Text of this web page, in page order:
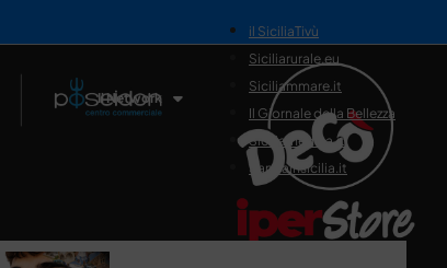
Il Network
il SiciliaTivù
Siciliarurale.eu
Siciliammare.it
Il Giornale della Bellezza
Siciliamedica.it
Sanitainsicilia.it